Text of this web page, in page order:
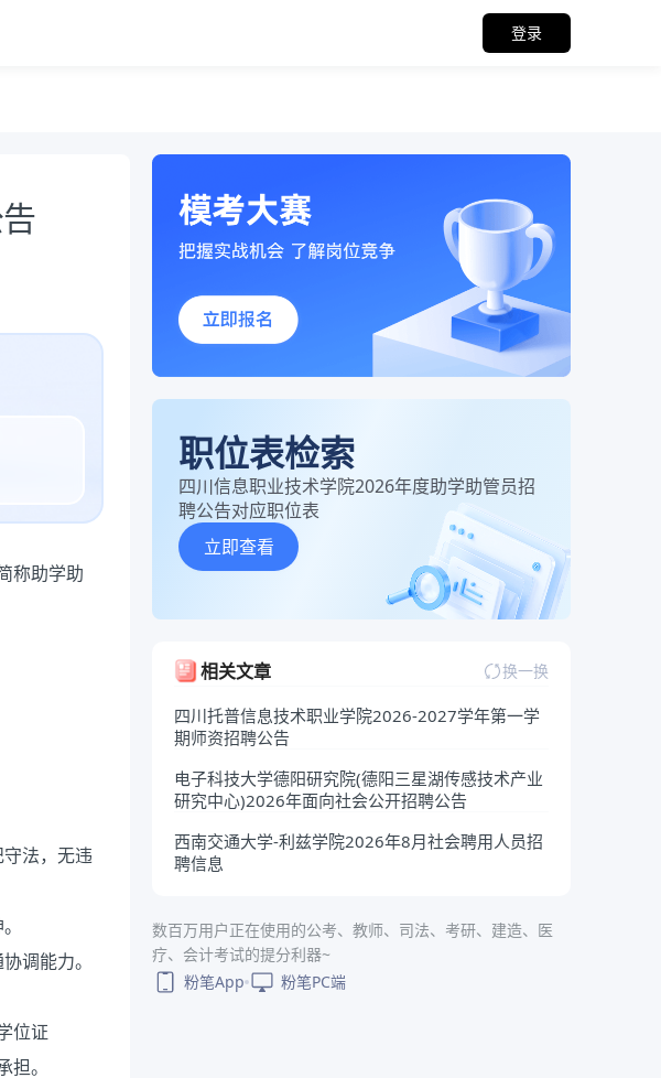
登录
称助学助
法，无违
调能力。
位证
担。
职位表检索
四川信息职业技术学院2026年度助学助管员招
聘公告对应职位表
立即查看
相关文章 换一换
四川托普信息技术职业学院2026-2027学年第一学
期师资招聘公告
电子科技大学德阳研究院(德阳三星湖传感技术产业
研究中心)2026年面向社会公开招聘公告
西南交通大学-利兹学院2026年8月社会聘用人员招
聘信息
数百万用户正在使用的公考、教师、司法、考研、建造、医
疗、会计考试的提分利器~
粉笔App
粉笔PC端